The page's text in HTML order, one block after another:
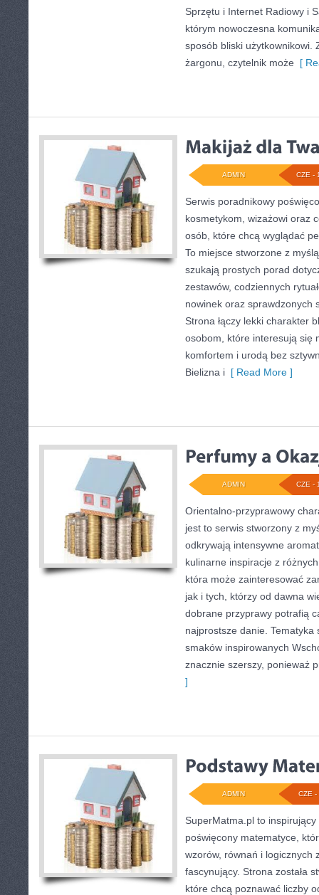
Sprzętu i Internet Radiowy i
którym nowoczesna
sposób bliski użytkownikowi.
żargonu, czytelnik może [
CZE -
ADMIN
Serwis poradnikowy
kosmetykom, wizażowi oraz
osób, które chcą wyglądać
To miejsce stworzone z
szukają prostych porad
zestawów, codziennych
nowinek oraz sprawdzonych
Strona łączy lekki charakter
osobom, które interesują się
komfortem i urodą bez
Bielizna i [ Read More ]
CZE -
ADMIN
Orientalno-przyprawowy
jest to serwis stworzony z
odkrywają intensywne
kulinarne inspiracje z
która może zainteresować
jak i tych, którzy od dawna
dobrane przyprawy potrafią
najprostsze danie. Tematyka
smaków inspirowanych
znacznie szerszy, ponieważ
]
CZE -
ADMIN
SuperMatma.pl to
poświęcony matematyce,
wzorów, równań i logicznych
fascynujący. Strona została
które chcą poznawać liczby